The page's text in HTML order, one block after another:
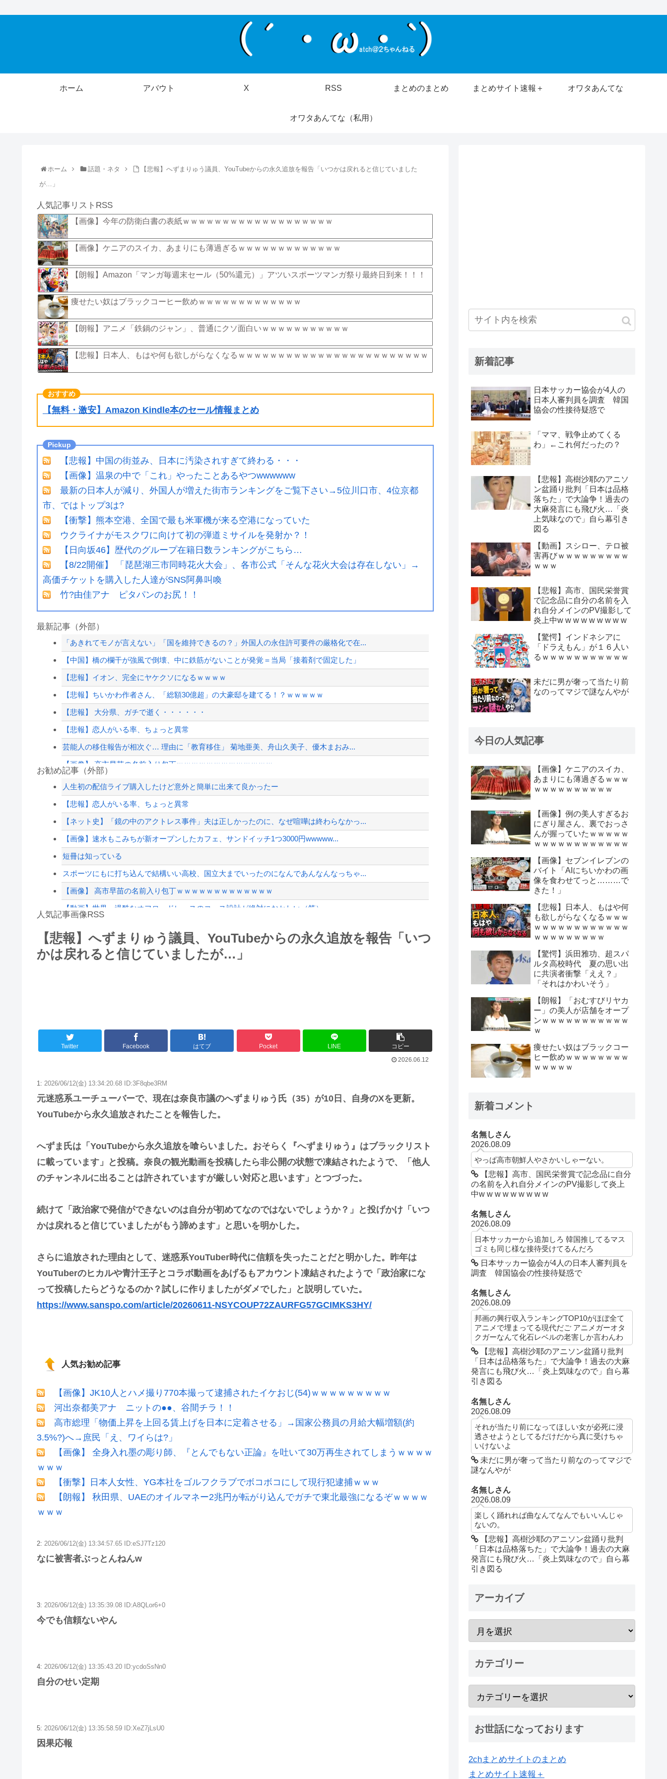
ホーム アバウト X RSS まとめのまとめ まとめサイト速報＋ オワタあんてな
オワタあんてな（私用）
ホーム 話題・ネタ
【悲報】へずまりゅう議員、YouTubeからの永久追放を報告「いつかは戻れると信じていました
が…」
人気記事リストRSS
【画像】今年の防衛白書の表紙ｗｗｗｗｗｗｗｗｗｗｗｗｗｗｗｗｗｗｗ
【画像】ケニアのスイカ、あまりにも薄過ぎるｗｗｗｗｗｗｗｗｗｗｗｗｗ
【朗報】Amazon「マンガ毎週末セール（50%還元）」アツいスポーツマンガ祭り最終日到来！！！
痩せたい奴はブラックコーヒー飲めｗｗｗｗｗｗｗｗｗｗｗｗｗ
【朗報】アニメ「鉄鍋のジャン」、普通にクソ面白いｗｗｗｗｗｗｗｗｗｗｗ
【悲報】日本人、もはや何も欲しがらなくなるｗｗｗｗｗｗｗｗｗｗｗｗｗｗｗｗｗｗｗｗｗｗｗｗ
【無料・激安】Amazon Kindle本のセール情報まとめ
【悲報】中国の街並み、日本に汚染されすぎて終わる・・・
【画像】温泉の中で「これ」やったことあるやつwwwwww
最新の日本人が減り、外国人が増えた街市ランキングをご覧下さい→5位川口市、4位京都
市、ではトップ3は?
【衝撃】熊本空港、全国で最も米軍機が来る空港になっていた
ウクライナがモスクワに向けて初の弾道ミサイルを発射か？！
【日向坂46】歴代のグループ在籍日数ランキングがこちら…
【8/22開催】 「琵琶湖三市同時花火大会」、各市公式「そんな花火大会は存在しない」→
高価チケットを購入した人達がSNS阿鼻叫喚
竹?由佳アナ ピタパンのお尻！！
最新記事（外部）
「あきれてモノが言えない」「国を維持できるの？」外国人の永住許可要件の厳格化で在...
【中国】橋の欄干が強風で倒壊、中に鉄筋がないことが発覚＝当局「接着剤で固定した」
【悲報】イオン、完全にヤケクソになるｗｗｗｗ
【悲報】ちいかわ作者さん、「総額30億超」の大豪邸を建てる！？ｗｗｗｗｗ
【悲報】 大分県、ガチで逝く・・・・・・
【悲報】恋人がいる率、ちょっと異常
芸能人の移住報告が相次ぐ… 理由に「教育移住」 菊地亜美、舟山久美子、優木まおみ...
【画像】 高市早苗の名前入り包丁ｗｗｗｗｗｗｗｗｗｗｗｗｗ
【阪神対中日19回戦】阪神・近本、中日・柳から今季第1号先制ソロホームラン！！！...
【衝撃】熊本空港、全国で最も米軍機が来る空港になっていた
【悲報】消費税減税に反対している自民党議員9人が判明ｗｗｗｗｗｗ
PTA会長「PTA参加拒否した親へ最終警告。こうなってもいい？」
【配信者】「金バエ」のSNS更新が1週間途絶え、様々な憶測が飛び交う。1週間ぶり...
【緊急速報】NYで警官が黒人男性の首を絞め、暴動第二波不可避へ
お勧め記事（外部）
人生初の配信ライブ購入したけど意外と簡単に出来て良かったー
【悲報】恋人がいる率、ちょっと異常
【ネット史】「鏡の中のアクトレス事件」夫は正しかったのに、なぜ喧嘩は終わらなかっ...
【画像】速水もこみちが新オープンしたカフェ、サンドイッチ1つ3000円wwwww...
短冊は知っている
スポーツにもに打ち込んで結構いい高校、国立大までいったのになんであんなんなっちゃ...
【画像】 高市早苗の名前入り包丁ｗｗｗｗｗｗｗｗｗｗｗｗｗ
【動画】世界一過酷なオフロードレースのコース設計が絶対におかしい（笑）
大男「1回戦の相手はこのｶﾞｷか？楽勝だな」少年剣士「…ふんっ、あまり調子に乗ら...
8/4のニュース
人気記事画像RSS
【悲報】へずまりゅう議員、YouTubeからの永久追放を報告「いつ
かは戻れると信じていましたが…」
Twitter Facebook はてブ Pocket LINE
コピー
2026.06.12
1: 2026/06/12(金) 13:34:20.68 ID:3F8qbe3RM
元迷惑系ユーチューバーで、現在は奈良市議のへずまりゅう氏（35）が10日、自身のXを更新。
YouTubeから永久追放されたことを報告した。
へずま氏は「YouTubeから永久追放を喰らいました。おそらく『へずまりゅう』はブラックリスト
に載っています」と投稿。奈良の観光動画を投稿したら非公開の状態で凍結されたようで、「他人
のチャンネルに出ることは許されていますが厳しい対応と思います」とつづった。
続けて「政治家で発信ができないのは自分が初めてなのではないでしょうか？」と投げかけ「いつ
かは戻れると信じていましたがもう諦めます」と思いを明かした。
さらに追放された理由として、迷惑系YouTuber時代に信頼を失ったことだと明かした。昨年は
YouTuberのヒカルや青汁王子とコラボ動画をあげるもアカウント凍結されたようで「政治家にな
って投稿したらどうなるのか？試しに作りましたがダメでした」と説明していた。
https://www.sanspo.com/article/20260611-NSYCOUP72ZAURFG57GCIMKS3HY/
人気お勧め記事
【画像】JK10人とハメ撮り770本撮って逮捕されたイケおじ(54)ｗｗｗｗｗｗｗｗｗ
河出奈都美アナ ニットの●●、谷間チラ！！
高市総理「物価上昇を上回る賃上げを日本に定着させる」→国家公務員の月給大幅増額(約
3.5%?)へ→庶民「え、ワイらは?」
【画像】 全身入れ墨の彫り師、『とんでもない正論』を吐いて30万再生されてしまうｗｗｗｗ
ｗｗｗ
【衝撃】日本人女性、YG本社をゴルフクラブでボコボコにして現行犯逮捕ｗｗｗ
【朗報】 秋田県、UAEのオイルマネー2兆円が転がり込んでガチで東北最強になるぞｗｗｗｗ
ｗｗｗ
2: 2026/06/12(金) 13:34:57.65 ID:eSJ7Tz120
なに被害者ぶっとんねんw
3: 2026/06/12(金) 13:35:39.08 ID:A8QLor6+0
今でも信頼ないやん
4: 2026/06/12(金) 13:35:43.20 ID:ycdoSsNn0
自分のせい定期
5: 2026/06/12(金) 13:35:58.59 ID:XeZ7jLsU0
因果応報
新着記事
日本サッカー協会が4人の
日本人審判員を調査 韓国
協会の性接待疑惑で
「ママ、戦争止めてくる
わ」←これ何だったの？
【悲報】高樹沙耶のアニソ
ン盆踊り批判「日本は品格
落ちた」で大論争！過去の
大麻発言にも飛び火…「炎
上気味なので」自ら幕引き
図る
【動画】スシロー、テロ被
害再びｗｗｗｗｗｗｗｗｗ
ｗｗｗ
【悲報】高市、国民栄誉賞
で記念品に自分の名前を入
れ自分メインのPV撮影して
炎上中w w w w w w w w w
【驚愕】インドネシアに
「ドラえもん」が１６人い
るｗｗｗｗｗｗｗｗｗｗｗ
未だに男が奢って当たり前
なのってマジで謎なんやが
今日の人気記事
【画像】ケニアのスイカ、
あまりにも薄過ぎるｗｗｗ
ｗｗｗｗｗｗｗｗｗｗ
【画像】例の美人すぎるお
にぎり屋さん、裏でおっさ
んが握っていたｗｗｗｗｗ
ｗｗｗｗｗｗｗｗｗｗｗｗ
【画像】セブンイレブンの
バイト「AIにちいかわの画
像を食わせてっと………で
きた！」
【悲報】日本人、もはや何
も欲しがらなくなるｗｗｗ
ｗｗｗｗｗｗｗｗｗｗｗｗ
ｗｗｗｗｗｗｗｗｗ
【驚愕】浜田雅功、超スパ
ルタ高校時代 夏の思い出
に共演者衝撃「ええ？」
「それはかわいそう」
【朗報】「おむすびリヤカ
ー」の美人が店舗をオープ
ンｗｗｗｗｗｗｗｗｗｗｗ
ｗ
痩せたい奴はブラックコー
ヒー飲めｗｗｗｗｗｗｗｗ
ｗｗｗｗｗ
新着コメント
名無しさん
2026.08.09
やっぱ高市朝鮮人やさかいしゃーない。
【悲報】高市、国民栄誉賞で記念品に自分
の名前を入れ自分メインのPV撮影して炎上
中w w w w w w w w w
名無しさん
2026.08.09
日本サッカーから追加しろ 韓国推してるマス
ゴミも同じ様な接待受けてるんだろ
日本サッカー協会が4人の日本人審判員を
調査 韓国協会の性接待疑惑で
名無しさん
2026.08.09
邦画の興行収入ランキングTOP10がほぼ全て
アニメで埋まってる現代だご アニメガーオタ
クガーなんて化石レベルの老害しか言わんわ
【悲報】高樹沙耶のアニソン盆踊り批判
「日本は品格落ちた」で大論争！過去の大麻
発言にも飛び火…「炎上気味なので」自ら幕
引き図る
名無しさん
2026.08.09
それが当たり前になってほしい女が必死に浸
透させようとしてるだけだから真に受けちゃ
いけないよ
未だに男が奢って当たり前なのってマジで
謎なんやが
名無しさん
2026.08.09
楽しく踊れれば曲なんてなんでもいいんじゃ
ないの。
【悲報】高樹沙耶のアニソン盆踊り批判
「日本は品格落ちた」で大論争！過去の大麻
発言にも飛び火…「炎上気味なので」自ら幕
引き図る
アーカイブ
カテゴリー
お世話になっております
2chまとめサイトのまとめ
まとめサイト速報＋